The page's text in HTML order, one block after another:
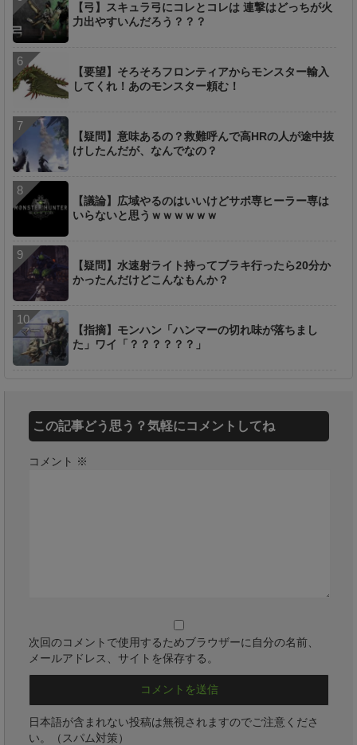
【弓】スキュラ弓にコレとコレは 連撃はどっちが火
力出やすいんだろう？？？
【要望】そろそろフロンティアからモンスター輸入
してくれ！あのモンスター頼む！
【疑問】意味あるの？救難呼んで高HRの人が途中抜
けしたんだが、なんでなの？
【議論】広域やるのはいいけどサポ専ヒーラー専は
いらないと思うｗｗｗｗｗｗ
【疑問】水速射ライト持ってブラキ行ったら20分か
かったんだけどこんなもんか？
【指摘】モンハン「ハンマーの切れ味が落ちまし
た」ワイ「？？？？？？」
この記事どう思う？気軽にコメントしてね
コメント ※
次回のコメントで使用するためブラウザーに自分の名前、
メールアドレス、サイトを保存する。
日本語が含まれない投稿は無視されますのでご注意くださ
い。（スパム対策）